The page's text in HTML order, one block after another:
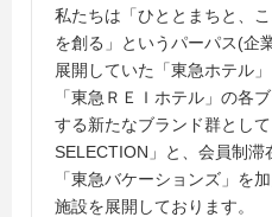
私たちは「ひととまちと、
を創る」というパーパス(企
展開していた「東急ホテル
「東急ＲＥＩホテル」の各
する新たなブランド群とし
SELECTION」と、会員制滞
「東急バケーションズ」を
施設を展開しております。